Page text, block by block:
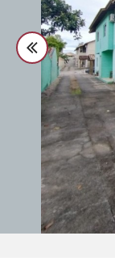
Plantão 48
Divulgue